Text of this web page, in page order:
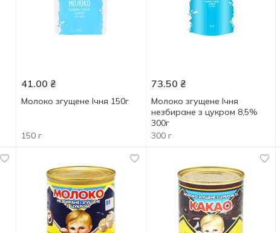
41.00 ₴
Молоко згущене Ічня 150г
150 г
73.50 ₴
Молоко згущене Ічня
незбиране з цукром 8,5%
300г
300 г